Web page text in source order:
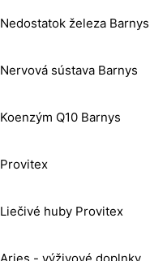
Nedostatok železa Barnys
Nervová sústava Barnys
Koenzým Q10 Barnys
Provitex
Liečivé huby Provitex